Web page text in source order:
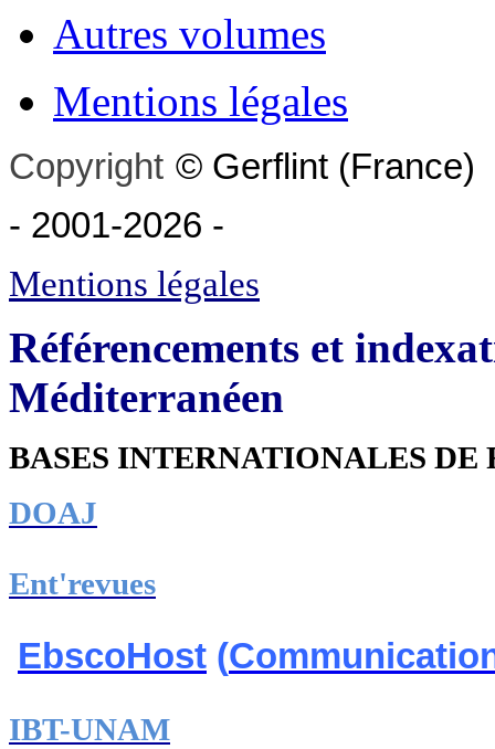
Autres volumes
Mentions légales
Copyright © Gerflint (France)
- 2001-2026 -
Mentions légales
Référencements et
Méditerranéen
BASES INTERNATIONALES DE
DOAJ
Ent'revues
EbscoHost (
IBT-UNAM